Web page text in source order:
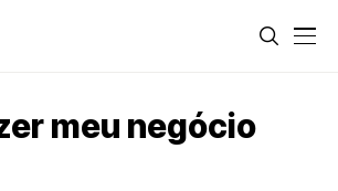
meu negócio